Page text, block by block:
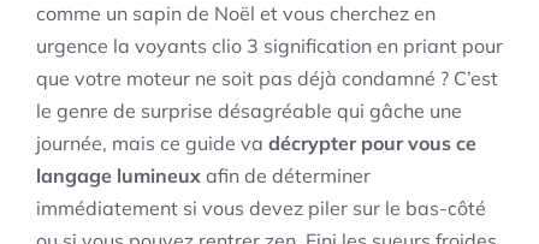
comme un sapin de Noël et vous cherchez en
urgence la voyants clio 3 signification en priant pour
que votre moteur ne soit pas déjà condamné ? C’est
le genre de surprise désagréable qui gâche une
journée, mais ce guide va décrypter pour vous ce
langage lumineux afin de déterminer
immédiatement si vous devez piler sur le bas-côté